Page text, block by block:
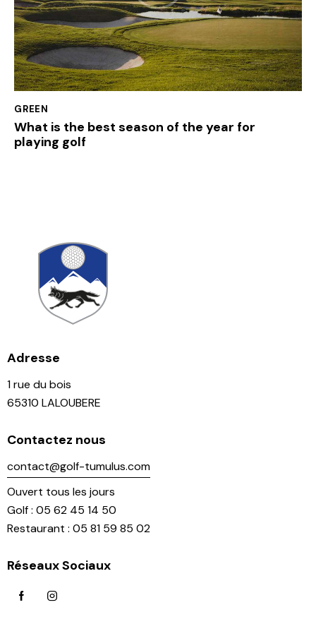
GREEN
What is the best season of the year for
playing golf
Adresse
1 rue du bois
65310 LALOUBERE
Contactez nous
contact@golf-tumulus.com
Ouvert tous les jours
Golf : 05 62 45 14 50
Restaurant : 05 81 59 85 02
Réseaux Sociaux